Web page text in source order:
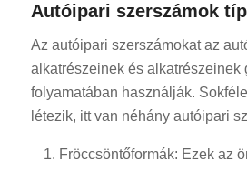
Autóipari szerszámok
Az autóipari szerszámokat az
alkatrészeinek és alkatrészeinek
folyamatában használják.
létezik, itt van néhány autóipari
Fröccsöntőformák: Ezek az